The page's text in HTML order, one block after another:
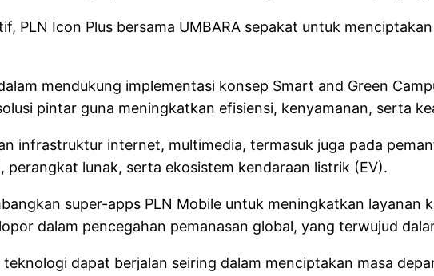
PLN Icon Plus bersama UMBARA sepakat untuk
mendukung implementasi konsep Smart and Green
pintar guna meningkatkan efisiensi, kenyamanan, serta
infrastruktur internet, multimedia, termasuk juga pada
perangkat lunak, serta ekosistem kendaraan listrik (EV).
super-apps PLN Mobile untuk meningkatkan layanan
dalam pencegahan pemanasan global, yang terwujud
dapat berjalan seiring dalam menciptakan masa